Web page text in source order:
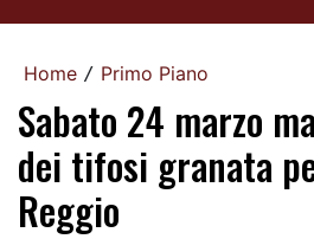
Home / Primo Piano
Sabato 24 marzo
dei tifosi granata
Reggio